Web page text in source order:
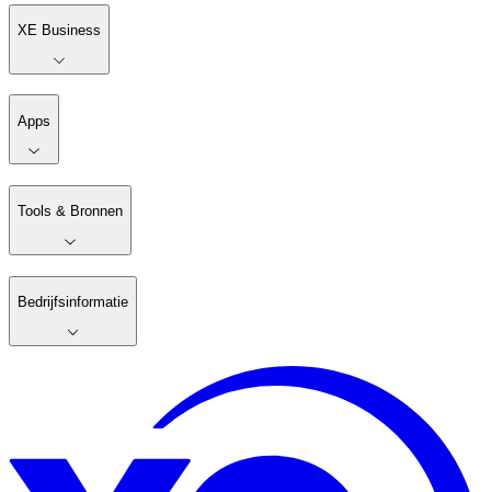
XE Business
Apps
Tools & Bronnen
Bedrijfsinformatie